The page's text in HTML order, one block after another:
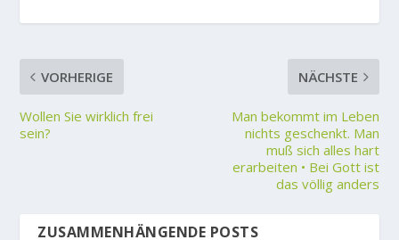
VORHERIGE
Wollen Sie wirklich frei
sein?
NÄCHSTE
Man bekommt im Leben
nichts geschenkt. Man
muß sich alles hart
erarbeiten • Bei Gott ist
das völlig anders
ZUSAMMENHÄNGENDE POSTS